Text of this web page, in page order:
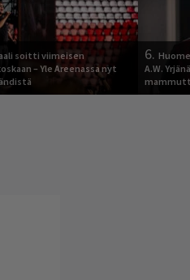
soitti viimeisen
– Yle Areenassa nyt
6.
A.W.